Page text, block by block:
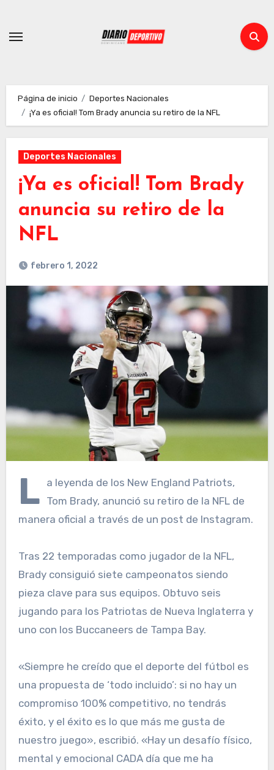
contenido
Página de inicio
Deportes Nacionales
¡Ya es oficial! Tom Brady anuncia su retiro de la NFL
Deportes Nacionales
¡Ya es oficial! Tom Brady
anuncia su retiro de la
NFL
febrero 1, 2022
L a leyenda de los New England Patriots,
Tom Brady, anunció su retiro de la NFL de
manera oficial a través de un post de Instagram.
Tras 22 temporadas como jugador de la NFL,
Brady consiguió siete campeonatos siendo
pieza clave para sus equipos. Obtuvo seis
jugando para los Patriotas de Nueva Inglaterra y
uno con los Buccaneers de Tampa Bay.
«Siempre he creído que el deporte del fútbol es
una propuesta de ‘todo incluido’: si no hay un
compromiso 100% competitivo, no tendrás
éxito, y el éxito es lo que más me gusta de
nuestro juego», escribió. «Hay un desafío físico,
mental y emocional CADA día que me ha